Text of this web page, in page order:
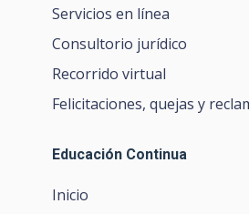
Servicios en línea
Consultorio jurídico
Recorrido virtual
Felicitaciones, quejas y
Educación Continua
Inicio